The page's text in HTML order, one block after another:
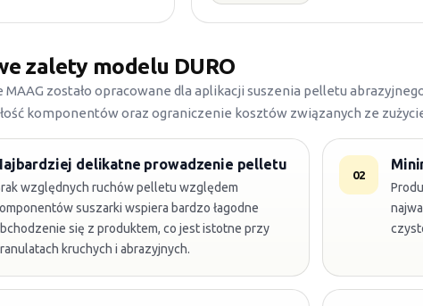
zalety modelu DURO
MAAG zostało opracowane dla aplikacji suszenia pelletu
komponentów oraz ograniczenie kosztów związanych ze
delikatne prowadzenie pelletu
względnych ruchów pelletu względem
suszarki wspiera bardzo łagodne
się z produktem, co jest istotne przy
kruchych i abrazyjnych.
02